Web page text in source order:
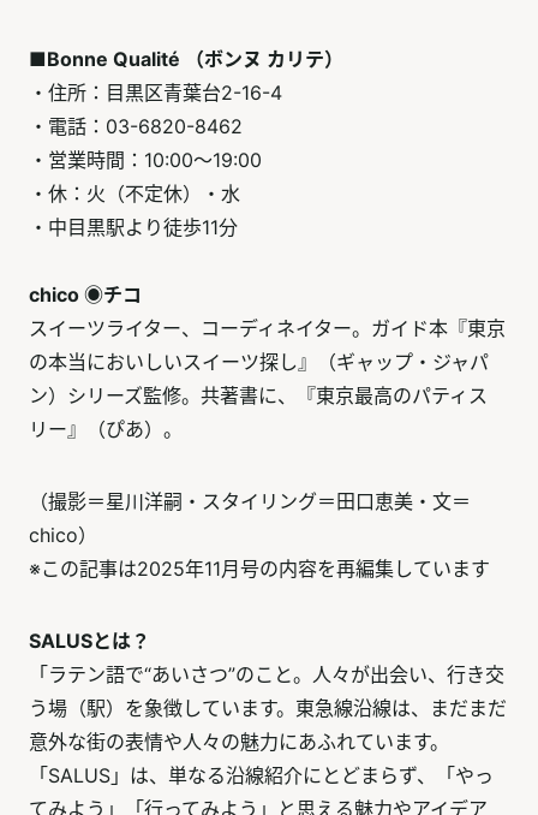
■Bonne Qualité （ボンヌ カリテ）
・住所：目黒区青葉台2-16-4
・電話：03-6820-8462
・営業時間：10:00～19:00
・休：火（不定休）・水
・中目黒駅より徒歩11分
chico ◉チコ
スイーツライター、コーディネイター。ガイド本『東京
の本当においしいスイーツ探し』（ギャップ・ジャパ
ン）シリーズ監修。共著書に、『東京最高のパティス
リー』（ぴあ）。
（撮影＝星川洋嗣・スタイリング＝田口恵美・文＝
chico）
※この記事は2025年11月号の内容を再編集しています
SALUSとは？
「ラテン語で“あいさつ”のこと。人々が出会い、行き交
う場（駅）を象徴しています。東急線沿線は、まだまだ
意外な街の表情や人々の魅力にあふれています。
「SALUS」は、単なる沿線紹介にとどまらず、「やっ
てみよう」「行ってみよう」と思える魅力やアイデア